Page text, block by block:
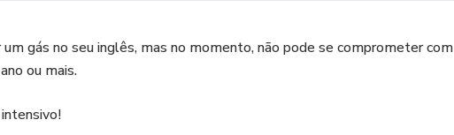
um gás no seu inglês, mas no momento, não pode se comprometer com
ou mais.